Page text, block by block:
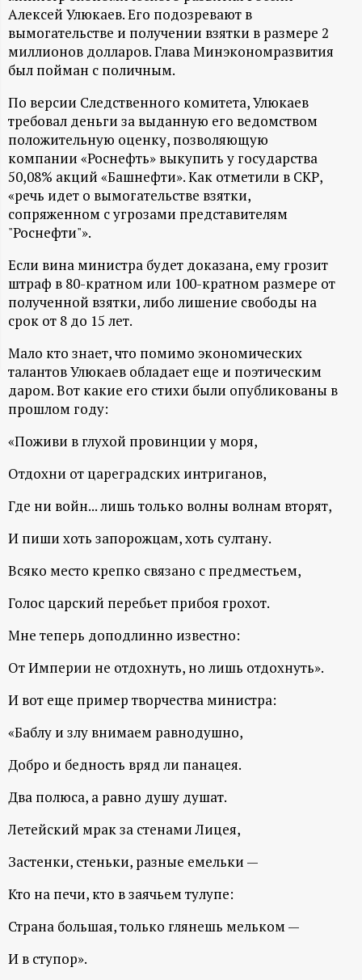
Н
-
и
н
ф
о
р
м
а
ц
и
о
н
н
ы
п
о
р
т
а
л
Алексей Улюкаев. Его подозревают в
вымогательстве и получении взятки в размере 2
миллионов долларов. Глава Минэкономразвития
был пойман с поличным.
По версии Следственного комитета, Улюкаев
требовал деньги за выданную его ведомством
положительную оценку, позволяющую
компании «Роснефть» выкупить у государства
50,08% акций «Башнефти». Как отметили в СКР,
«речь идет о вымогательстве взятки,
сопряженном с угрозами представителям
"Роснефти"».
Если вина министра будет доказана, ему грозит
штраф в 80-кратном или 100-кратном размере от
полученной взятки, либо лишение свободы на
срок от 8 до 15 лет.
Мало кто знает, что помимо экономических
талантов Улюкаев обладает еще и поэтическим
даром. Вот какие его стихи были опубликованы в
прошлом году:
«Поживи в глухой провинции у моря,
Отдохни от цареградских интриганов,
Где ни войн... лишь только волны волнам вторят,
И пиши хоть запорожцам, хоть султану.
Всяко место крепко связано с предместьем,
Голос царский перебьет прибоя грохот.
Мне теперь доподлинно известно:
От Империи не отдохнуть, но лишь отдохнуть».
И вот еще пример творчества министра:
«Баблу и злу внимаем равнодушно,
Добро и бедность вряд ли панацея.
Два полюса, а равно душу душат.
Летейский мрак за стенами Лицея,
Застенки, стеньки, разные емельки —
Кто на печи, кто в заячьем тулупе:
Страна большая, только глянешь мельком —
И в ступор».